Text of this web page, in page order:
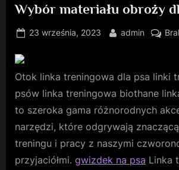
Wybór materiału obroży
Posted
23 września, 2023 By
admin
Otok linka treningowa dla psa linki
psów linka treningowa biothane
to szeroka gama różnorodnych
narzędzi, które odgrywają
treningu i pracy z naszymi
przyjaciółmi. gwizdek na psa Linka